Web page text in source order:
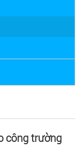
công trường